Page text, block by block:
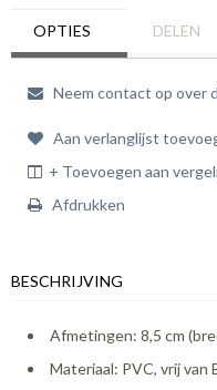
OPTIES DELEN
Neem contact op over
Aan verlanglijst
+ Toevoegen aan
Afdrukken
BESCHRIJVING
Afmetingen: 8,5 cm
Materiaal: PVC, vrij